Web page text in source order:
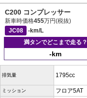
C200 コンプレッサー
新車時価格455万円(税抜)
JC08
-km/L
満タンでどこまで走る？
-km
排気量 1795cc
ミッション フロア5AT